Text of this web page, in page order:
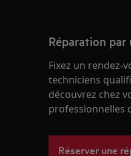
Réparation par
Fixez un rendez-
techniciens
découvrez chez
professionnelles
Réserver une